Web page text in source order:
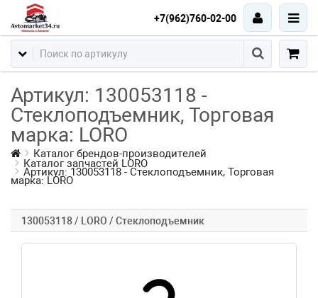
+7(962)760-02-00
Артикул: 130053118 -
Стеклоподъемник, Торговая
марка: LORO
Каталог брендов-производителей
Каталог запчастей LORO
Артикул: 130053118 - Стеклоподъемник, Торговая
марка: LORO
130053118 / LORO / Стеклоподъемник